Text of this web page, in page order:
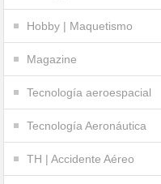
Hobby | Maquetismo
Magazine
Tecnología aeroespacial
Tecnología Aeronáutica
TH | Accidente Aéreo